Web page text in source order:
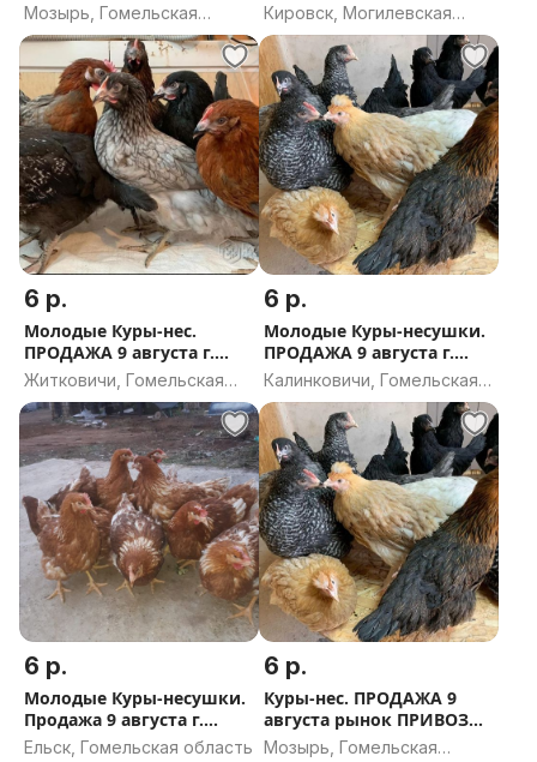
.Мозырь .
Мозырь, Гомельская
область
воскресеньям
Кировск, Могилевская
область
6 р.
Молодые Куры-нес.
ПРОДАЖА 9 августа г.
Житковичи и району
Житковичи, Гомельская
область
6 р.
Молодые Куры-несушки.
ПРОДАЖА 9 августа г.
Калинковичи.
Калинковичи, Гомельская
область
6 р.
Молодые Куры-несушки.
Продажа 9 августа г.
Ельск.
Ельск, Гомельская область
6 р.
Куры-нес. ПРОДАЖА 9
августа рынок ПРИВОЗ
г.Мозырь.
Мозырь, Гомельская